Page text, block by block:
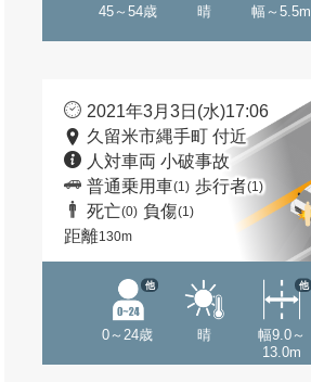
45～54歳 晴 幅～5.5m
2021年3月3日(水)17:06
久留米市縄手町 付近
人対車両 小破事故
普通乗用車(1) 歩行者(1)
死亡(0) 負傷(1)
距離130m
0～24歳
他
晴
幅9.0～
13.0m
他